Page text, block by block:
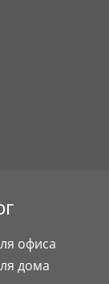
офиса
дома